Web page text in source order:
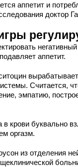
аппетит и
доктор
аппетит.
Считается,
эмпатию,
в крови буквально
оргазм.
из отделения